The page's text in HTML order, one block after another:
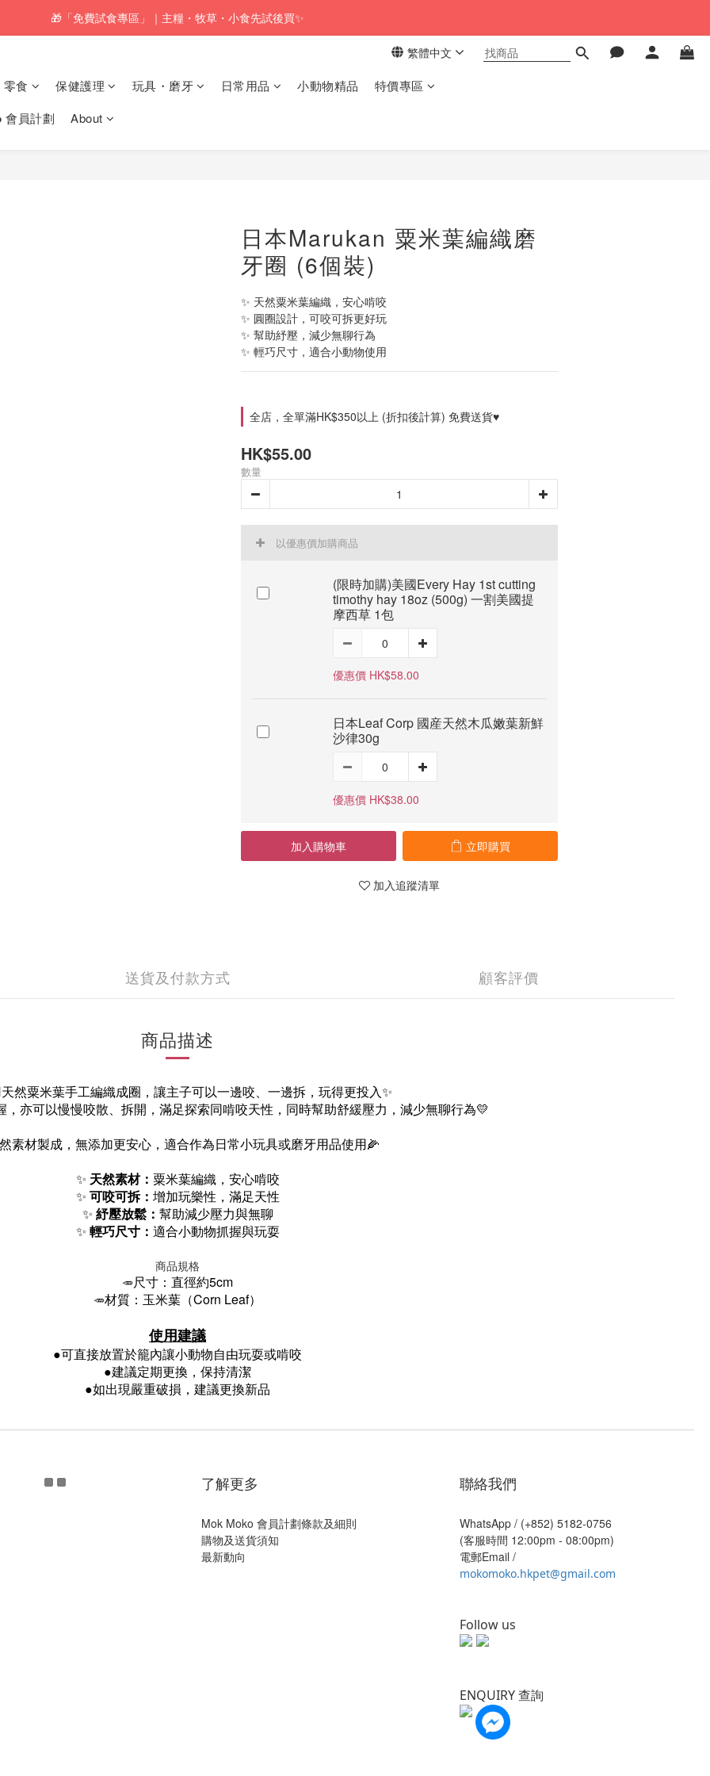
🚚訂單折實$350以上即可享本地包郵📦
🎁「免費試食專區」｜主糧・牧草・小食先試後買✨
繁體中文
零食 保健護理 玩具・磨牙 日常用品 小動物精品
特價專區
員計劃
About
日本Marukan 粟米葉編織磨
牙圈 (6個裝)
✨ 天然粟米葉編織，安心啃咬
✨ 圓圈設計，可咬可拆更好玩
✨ 幫助紓壓，減少無聊行為
✨ 輕巧尺寸，適合小動物使用
全店，全單滿HK$350以上 (折扣後計算) 免費送貨♥
HK$55.00
數量
以優惠價加購商品
(限時加購)美國Every Hay 1st cutting
timothy hay 18oz (500g) 一割美國提
摩西草 1包
優惠價 HK$58.00
日本Leaf Corp 國産天然木瓜嫩葉新鮮
沙律30g
優惠價 HK$38.00
加入購物車 立即購買
加入追蹤清單
送貨及付款方式 顧客評價
商品描述
然粟米葉手工編織成圈，讓主子可以一邊咬、一邊拆，玩得更投入✨
亦可以慢慢咬散、拆開，滿足探索同啃咬天性，同時幫助舒緩壓力，減少無聊行為💛
素材製成，無添加更安心，適合作為日常小玩具或磨牙用品使用🌽
✨ 天然素材： 粟米葉編織，安心啃咬
✨ 可咬可拆： 增加玩樂性，滿足天性
✨ 紓壓放鬆： 幫助減少壓力與無聊
✨ 輕巧尺寸： 適合小動物抓握與玩耍
商品規格
🥕尺寸：直徑約5cm
🥕材質：玉米葉（Corn Leaf）
使用建議
●可直接放置於籠內讓小動物自由玩耍或啃咬
●建議定期更換，保持清潔
●如出現嚴重破損，建議更換新品
了解更多
Mok Moko 會員計劃條款及細則
購物及送貨須知
最新動向
聯絡我們
WhatsApp / (+852) 5182-0756
(客服時間 12:00pm - 08:00pm)
電郵Email /
mokomoko.hkpet@gmail.com
Follow us
ENQUIRY 查詢